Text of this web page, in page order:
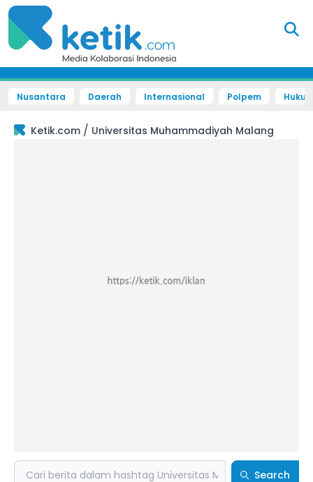
Nusantara Daerah Internasional Polpem
Ketik.com / Universitas Muhammadiyah Malang
Search